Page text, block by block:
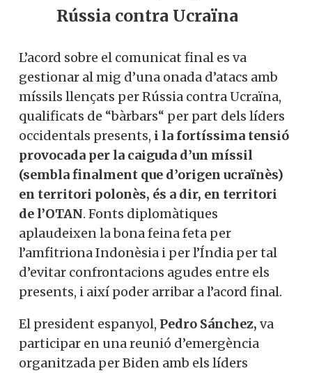
Rússia contra Ucraïna
L’acord sobre el comunicat final es va
gestionar al mig d’una onada d’atacs amb
míssils llençats per Rússia contra Ucraïna,
qualificats de “bàrbars“ per part dels líders
occidentals presents, i la fortíssima tensió
provocada per la caiguda d’un míssil
(sembla finalment que d’origen ucraïnès)
en territori polonès, és a dir, en territori
de l’OTAN. Fonts diplomàtiques
aplaudeixen la bona feina feta per
l’amfitriona Indonèsia i per l’Índia per tal
d’evitar confrontacions agudes entre els
presents, i així poder arribar a l’acord final.
El president espanyol, Pedro Sánchez, va
participar en una reunió d’emergència
organitzada per Biden amb els líders